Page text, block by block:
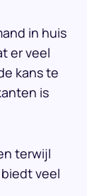
in huis
er veel
kans te
is
terwijl
veel